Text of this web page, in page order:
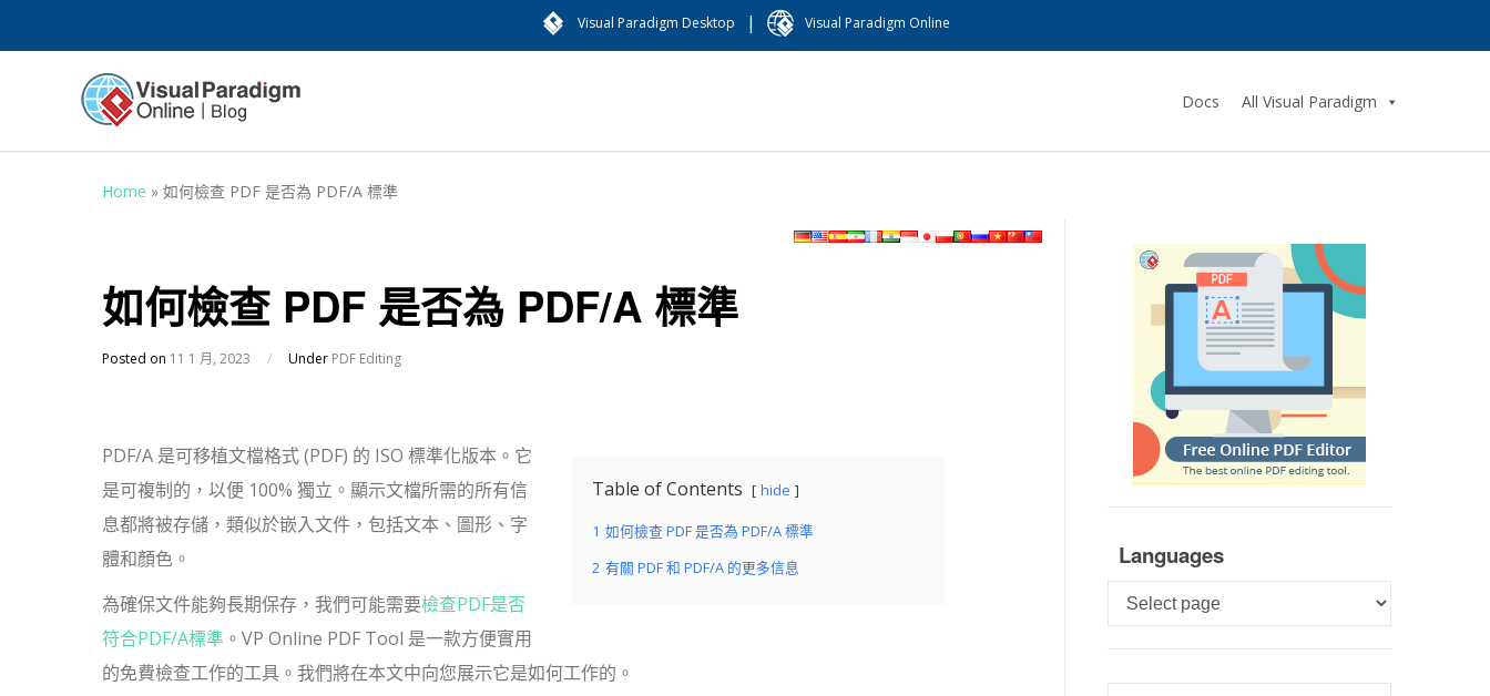
Visual Paradigm Desktop | Visual Paradigm Online
Docs All Visual Paradigm
Home » 如何檢查 PDF 是否為 PDF/A 標準
如何檢查 PDF 是否為 PDF/A 標準
Posted on 11 1 月, 2023 / Under PDF Editing
Table of Contents hide
1 如何檢查 PDF 是否為 PDF/A 標準
2 有關 PDF 和 PDF/A 的更多信息
PDF/A 是可移植文檔格式 (PDF) 的 ISO 標準化版本。它
是可複制的，以便 100% 獨立。顯示文檔所需的所有信
息都將被存儲，類似於嵌入文件，包括文本、圖形、字
體和顏色。
為確保文件能夠長期保存，我們可能需要檢查PDF是否
符合PDF/A標準 。VP Online PDF Tool 是一款方便實用
的免費檢查工作的工具。我們將在本文中向您展示它是如何工作的。
Languages
Languages